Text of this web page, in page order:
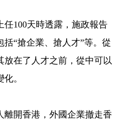
100天時透露，施政報告
“搶企業、搶人才”等。從
放在了人才之前，從中可以
。
開香港，外國企業撤走香